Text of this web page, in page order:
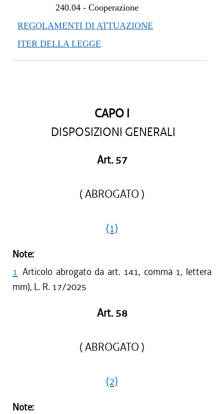
240.04- Cooperazione
REGOLAMENTI DI ATTUAZIONE
ITER DELLA LEGGE
CAPO I
DISPOSIZIONI GENERALI
Art. 57
( ABROGATO )
(1)
Note:
1 Articolo abrogato da art. 141, comma 1, lettera
mm), L. R. 17/2025
Art. 58
( ABROGATO )
(2)
Note: